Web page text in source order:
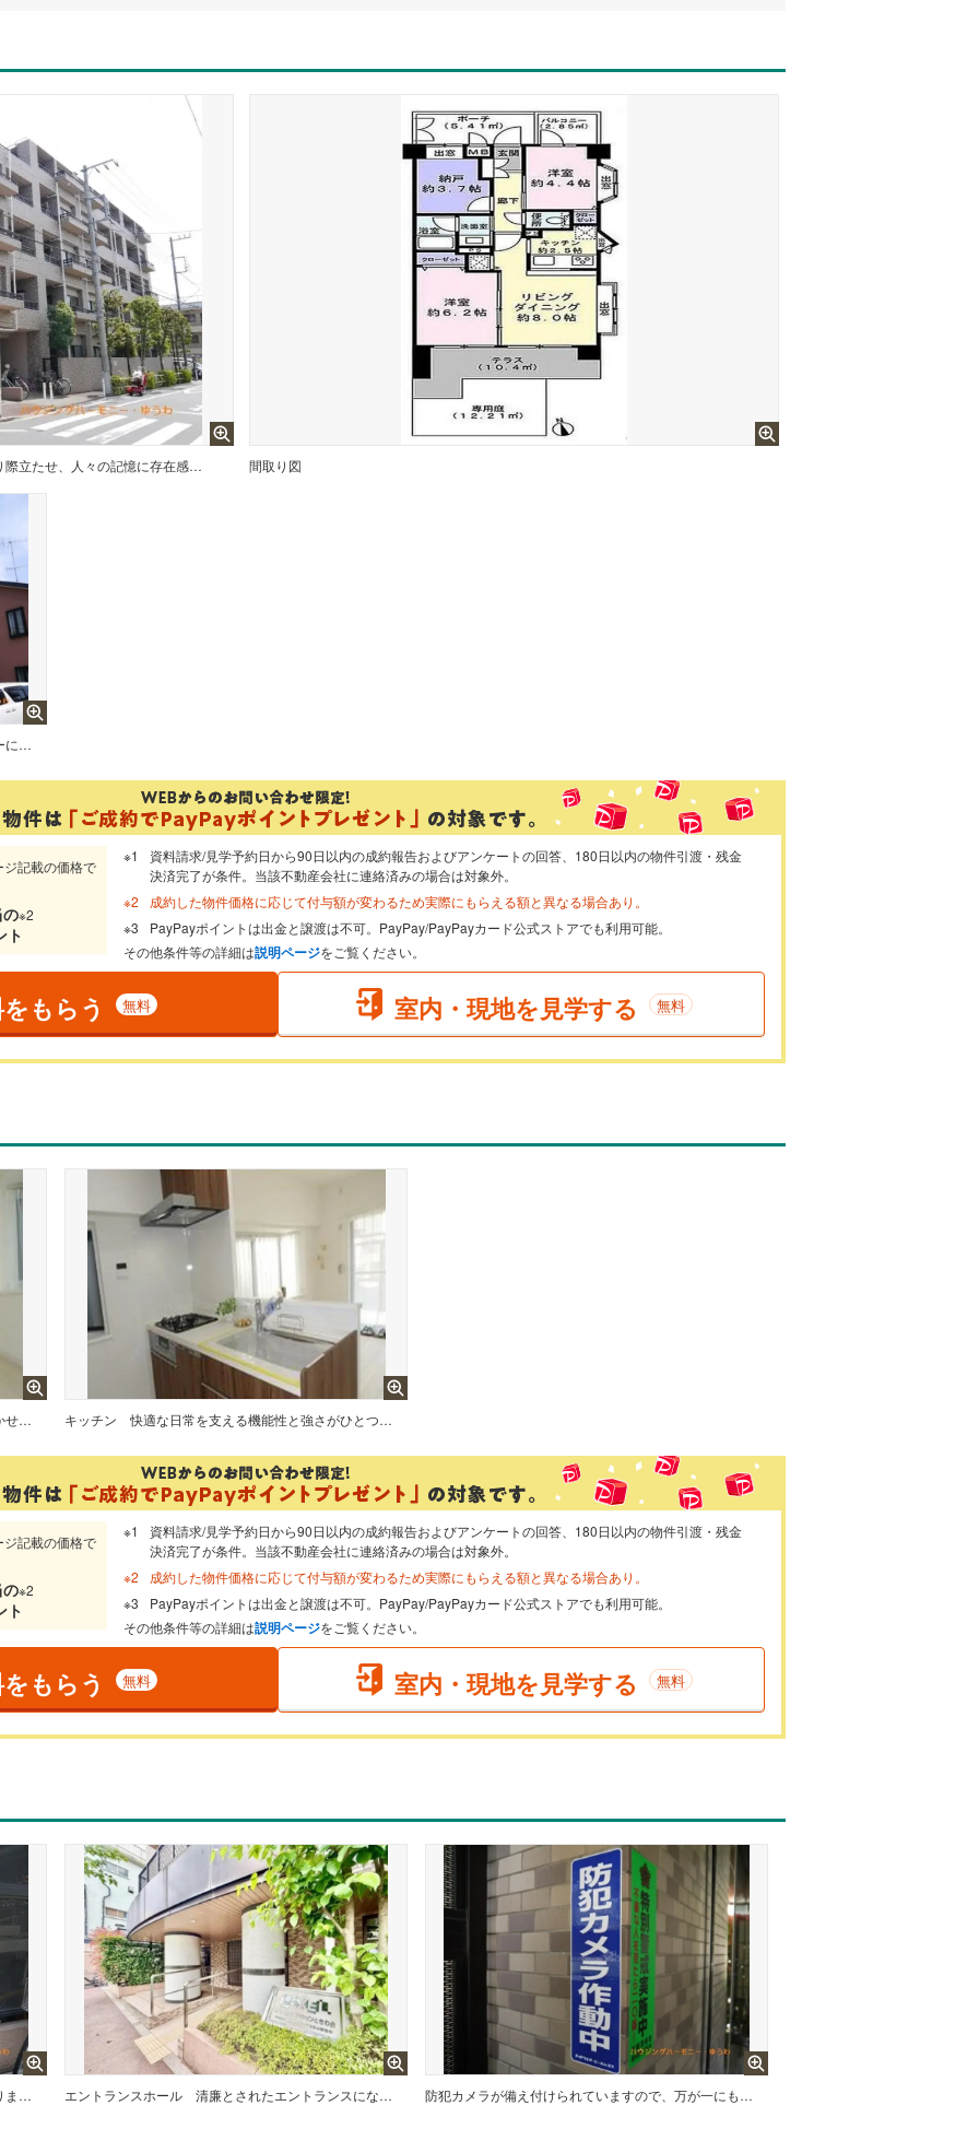
陽光浴びる外観がシンプルな外観をより際立たせ、人々の記憶に存在感を植え付けます。 間取り図
穏やかな風と陽光を導き、プライバシーに配慮された設計プランを採用し、居住性を一段と心地よいものにしています。
記載の価格で
の※2
ト
資料請求/見学予約日から90日以内の成約報告およびアンケートの回答、180日以内の物件引渡・残金
決済完了が条件。当該不動産会社に連絡済みの場合は対象外。
成約した物件価格に応じて付与額が変わるため実際にもらえる額と異なる場合あり。
PayPayポイントは出金と譲渡は不可。PayPay/PayPayカード公式ストアでも利用可能。
その他条件等の詳細は説明ページをご覧ください。
もらう 無料 室内・現地を見学する 無料
居心地のいい暮らしには欠かせない眩い採光。ゆったりとした幅の窓からこの空間に降り注ぐ採光が絶えません。 キッチン 快適な日常を支える機能性と強さがひとつになったキッチンです。
記載の価格で
の※2
ト
資料請求/見学予約日から90日以内の成約報告およびアンケートの回答、180日以内の物件引渡・残金
決済完了が条件。当該不動産会社に連絡済みの場合は対象外。
成約した物件価格に応じて付与額が変わるため実際にもらえる額と異なる場合あり。
PayPayポイントは出金と譲渡は不可。PayPay/PayPayカード公式ストアでも利用可能。
その他条件等の詳細は説明ページをご覧ください。
もらう 無料 室内・現地を見学する 無料
敷地内に居住者専用の駐輪スペースがあります！ エントランスホール 清廉とされたエントランスになっています。 防犯カメラが備え付けられていますので、万が一にも安心です。